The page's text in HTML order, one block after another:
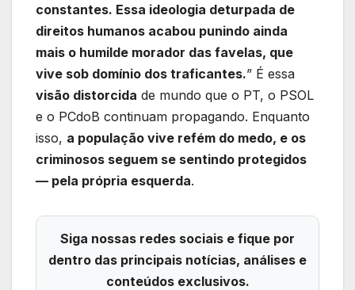
constantes. Essa ideologia deturpada de
direitos humanos acabou punindo ainda
mais o humilde morador das favelas, que
vive sob domínio dos traficantes.” É essa
visão distorcida de mundo que o PT, o PSOL
e o PCdoB continuam propagando. Enquanto
isso, a população vive refém do medo, e os
criminosos seguem se sentindo protegidos
— pela própria esquerda.
Siga nossas redes sociais e fique por
dentro das principais notícias, análises e
conteúdos exclusivos.